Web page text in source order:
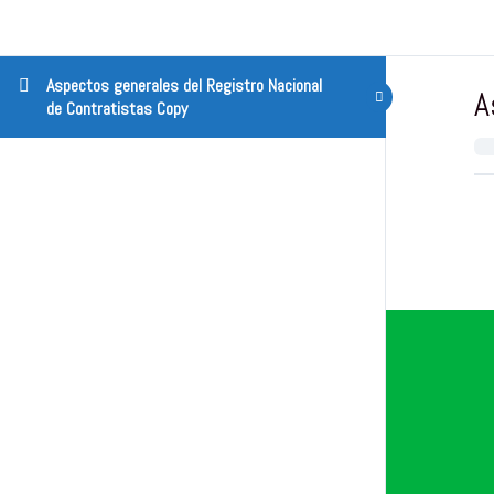
Aspectos generales del Registro Nacional
de Contratistas Copy